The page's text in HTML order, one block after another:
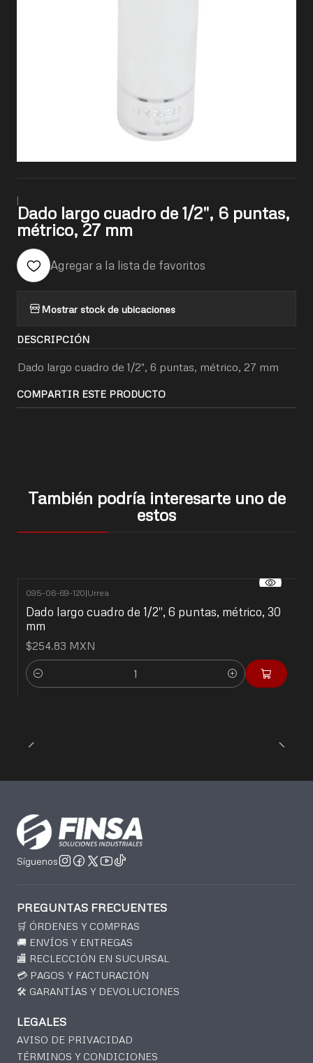
|
Dado largo cuadro de 1/2", 6 puntas,
métrico, 27 mm
Agregar a la lista de favoritos
Mostrar stock de ubicaciones
DESCRIPCIÓN
Dado largo cuadro de 1/2", 6 puntas, métrico, 27 mm
COMPARTIR ESTE PRODUCTO
También podría interesarte uno de
estos
095-06-69-120|Urrea
Dado largo cuadro de 1/2", 6 puntas, métrico, 30
mm
$254.83 MXN
Cantidad
Síguenos
PREGUNTAS FRECUENTES
🛒 ÓRDENES Y COMPRAS
🚚 ENVÍOS Y ENTREGAS
🏬 RECLECCIÓN EN SUCURSAL
💳 PAGOS Y FACTURACIÓN
🛠️ GARANTÍAS Y DEVOLUCIONES
LEGALES
AVISO DE PRIVACIDAD
TÉRMINOS Y CONDICIONES